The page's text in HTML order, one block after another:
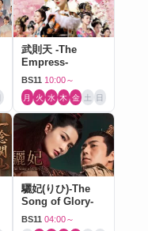
武則天 -The
Empress-
BS11 10:00～
月 火 水 木 金 土 日
驪妃(りひ)-The
Song of Glory-
BS11 04:00～